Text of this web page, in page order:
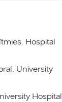
Hospital
University
Hospital